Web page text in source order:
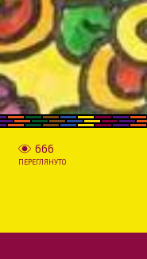
666
ПЕРЕГЛЯНУТО